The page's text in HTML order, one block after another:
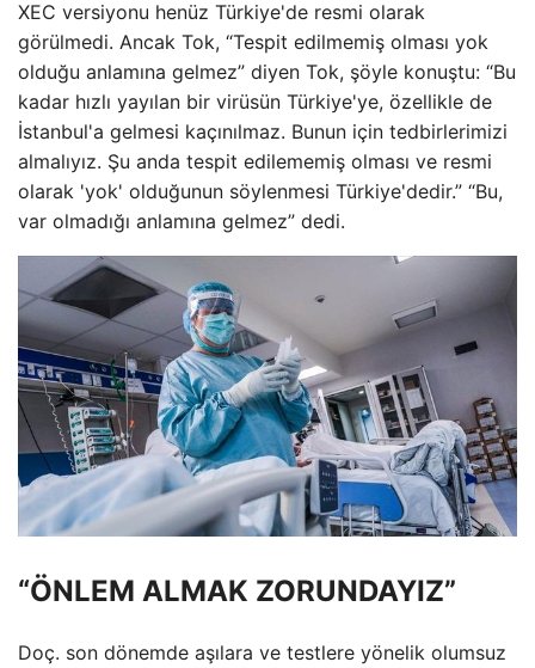
XEC versiyonu henüz Türkiye'de resmi olarak
görülmedi. Ancak Tok, “Tespit edilmemiş olması yok
olduğu anlamına gelmez” diyen Tok, şöyle konuştu: “Bu
kadar hızlı yayılan bir virüsün Türkiye'ye, özellikle de
İstanbul'a gelmesi kaçınılmaz. Bunun için tedbirlerimizi
almalıyız. Şu anda tespit edilememiş olması ve resmi
olarak 'yok' olduğunun söylenmesi Türkiye'dedir.” “Bu,
var olmadığı anlamına gelmez” dedi.
“ÖNLEM ALMAK ZORUNDAYIZ”
Doç. son dönemde aşılara ve testlere yönelik olumsuz